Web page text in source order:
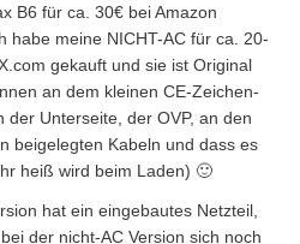
B6 für ca. 30€ bei Amazon
habe meine NICHT-AC für ca. 20-
gekauft und sie ist Original
an dem kleinen CE-Zeichen-
der Unterseite, der OVP, an den
beigelegten Kabeln und dass es
heiß wird beim Laden) 🙂
hat ein eingebautes Netzteil,
der nicht-AC Version sich noch